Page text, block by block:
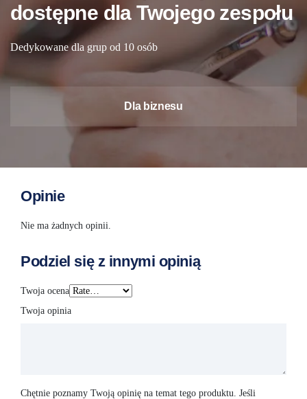
dostępne dla Twojego zespołu
Dedykowane dla grup od 10 osób
Dla biznesu
Opinie
Nie ma żadnych opinii.
Podziel się z innymi opinią
Twoja ocena
Twoja opinia
Chętnie poznamy Twoją opinię na temat tego produktu. Jeśli